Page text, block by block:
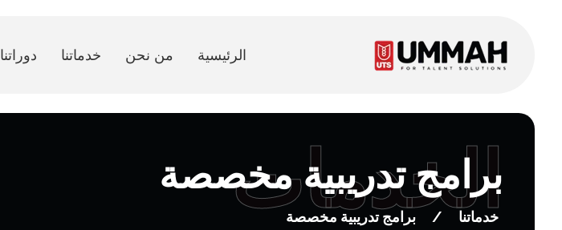
الرئيسية من نحن خدماتنا دوراتنا
الخدمات
برامج تدريبية مخصصة
خدماتنا / برامج تدريبية مخصصة